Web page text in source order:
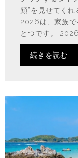
顔”を見せてく
2026は、家族で
とつです。
続きを読む